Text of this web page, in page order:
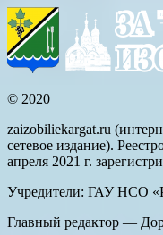
© 2020
zaizobiliekargat.ru
сетевое издание).
апреля 2021 г.
Учредители: ГАУ НСО
Главный редактор —